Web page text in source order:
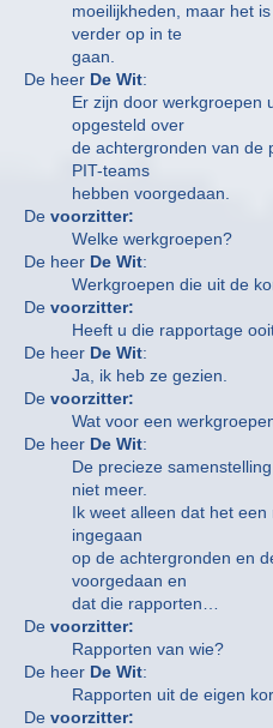
moeilijkheden, maar het
verder op in te
gaan.
De heer De Wit:
Er zijn door werkgroepen
opgesteld over
de achtergronden van de
PIT-teams
hebben voorgedaan.
De voorzitter:
Welke werkgroepen?
De heer De Wit:
Werkgroepen die uit de
De voorzitter:
Heeft u die rapportage
De heer De Wit:
Ja, ik heb ze gezien.
De voorzitter:
Wat voor een
De heer De Wit:
De precieze
niet meer.
Ik weet alleen dat het
ingegaan
op de achtergronden en
voorgedaan en
dat die rapporten…
De voorzitter:
Rapporten van wie?
De heer De Wit:
Rapporten uit de eigen
De voorzitter: